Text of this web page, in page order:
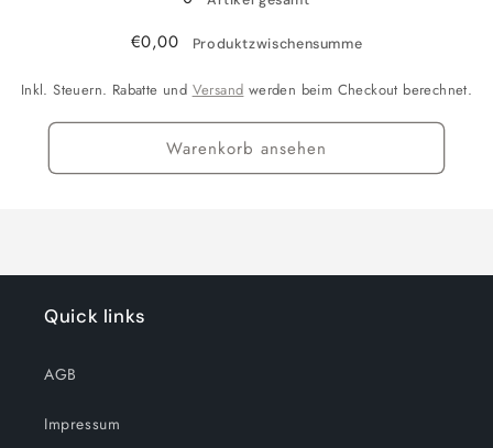
€0,00 Produktzwischensumme
Inkl. Steuern. Rabatte und Versand werden beim Checkout berechnet.
Warenkorb ansehen
Quick links
AGB
Impressum